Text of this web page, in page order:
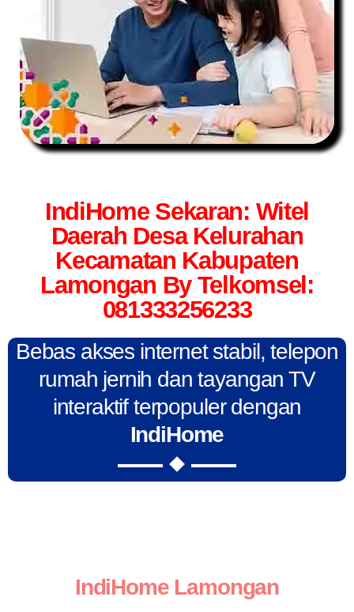
IndiHome Sekaran: Witel
Daerah Desa Kelurahan
Kecamatan Kabupaten
Lamongan By Telkomsel:
081333256233
Bebas akses internet stabil, telepon
rumah jernih dan tayangan TV
interaktif terpopuler dengan
IndiHome
IndiHome Lamongan